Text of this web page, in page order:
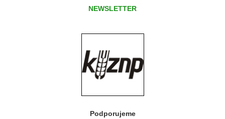
NEWSLETTER
Podporujeme